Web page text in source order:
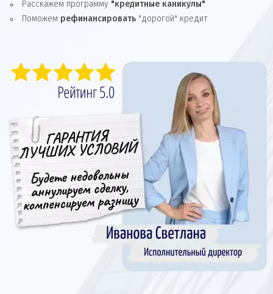
Расскажем программу "кредитные каникулы"
Поможем рефинансировать "дорогой" кредит